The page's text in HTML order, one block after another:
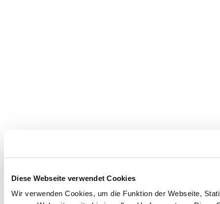
Diese Webseite verwendet Cookies
Wir verwenden Cookies, um die Funktion der Webseite,